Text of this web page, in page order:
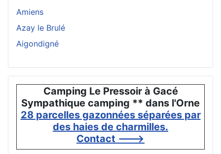
Amiens
Azay le Brulé
Aigondigné
Camping Le Pressoir à Gacé
Sympathique camping ** dans l'Orne
28 parcelles gazonnées séparées par
des haies de charmilles.
Contact --->